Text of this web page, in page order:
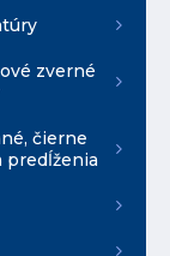
zverné
čierne
predĺženia